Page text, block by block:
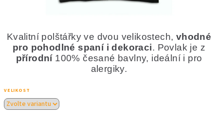
Kvalitní polštářky ve dvou velikostech, vhodné
pro pohodlné spaní i dekoraci. Povlak je z
přírodní100% česané bavlny, ideální i pro
alergiky.
VELIKOST